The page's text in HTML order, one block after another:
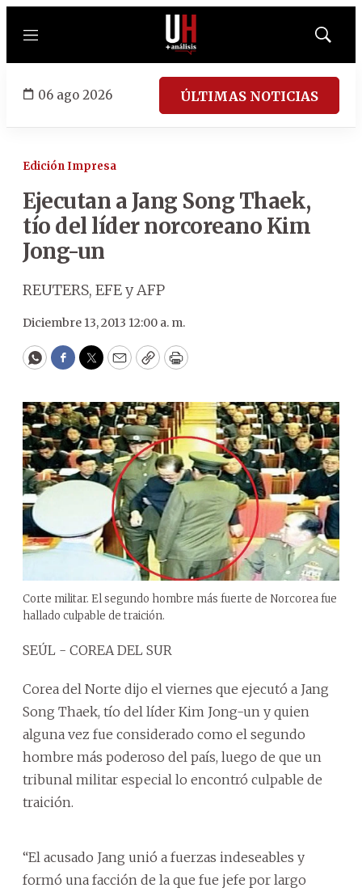
Menú
Mostrar
06 ago 2026 ÚLTIMAS NOTICIAS
Edición Impresa
Ejecutan a Jang Song Thaek,
tío del líder norcoreano Kim
Jong-un
REUTERS, EFE y AFP
Diciembre 13, 2013 12:00 a. m.
WhatsApp
Facebook
Twitter
EmailCopyPrint
Corte militar. El segundo hombre más fuerte de Norcorea fue
hallado culpable de traición.
SEÚL - COREA DEL SUR
Corea del Norte dijo el viernes que ejecutó a Jang
Song Thaek, tío del líder Kim Jong-un y quien
alguna vez fue considerado como el segundo
hombre más poderoso del país, luego de que un
tribunal militar especial lo encontró culpable de
traición.
“El acusado Jang unió a fuerzas indeseables y
formó una facción de la que fue jefe por largo